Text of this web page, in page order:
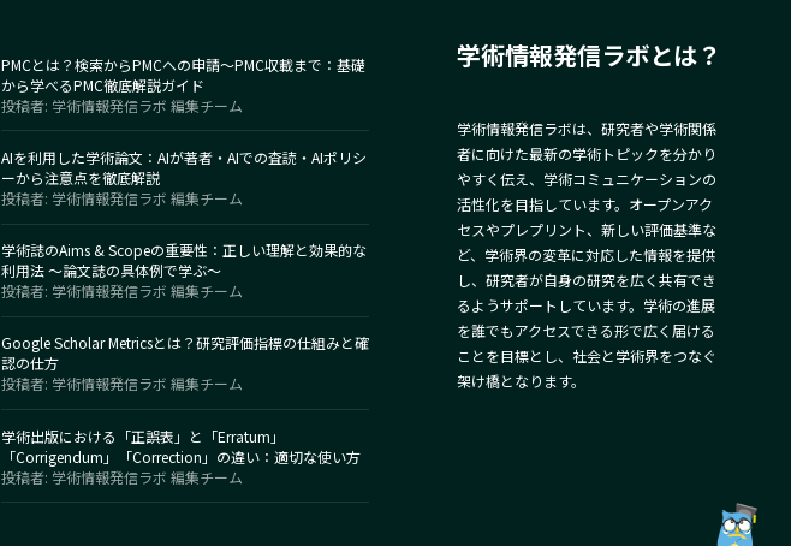
PMCとは？検索からPMCへの申請～PMC収載まで：基礎
から学べるPMC徹底解説ガイド
投稿者: 学術情報発信ラボ 編集チーム
AIを利用した学術論文：AIが著者・AIでの査読・AIポリシ
ーから注意点を徹底解説
投稿者: 学術情報発信ラボ 編集チーム
学術誌のAims & Scopeの重要性：正しい理解と効果的な
利用法 〜論文誌の具体例で学ぶ〜
投稿者: 学術情報発信ラボ 編集チーム
Google Scholar Metricsとは？研究評価指標の仕組みと確
認の仕方
投稿者: 学術情報発信ラボ 編集チーム
学術出版における「正誤表」と「Erratum」
「Corrigendum」「Correction」の違い：適切な使い方
投稿者: 学術情報発信ラボ 編集チーム
学術情報発信ラボとは？
学術情報発信ラボは、研究者や学術関係
者に向けた最新の学術トピックを分かり
やすく伝え、学術コミュニケーションの
活性化を目指しています。オープンアク
セスやプレプリント、新しい評価基準な
ど、学術界の変革に対応した情報を提供
し、研究者が自身の研究を広く共有でき
るようサポートしています。学術の進展
を誰でもアクセスできる形で広く届ける
ことを目標とし、社会と学術界をつなぐ
架け橋となります。